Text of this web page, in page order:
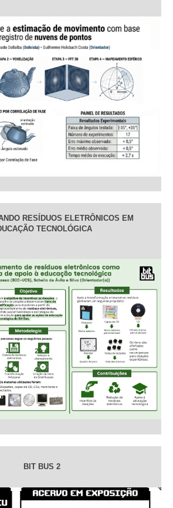
RESÍDUOS ELETRÔNICOS EM
TECNOLÓGICA
BIT BUS 2